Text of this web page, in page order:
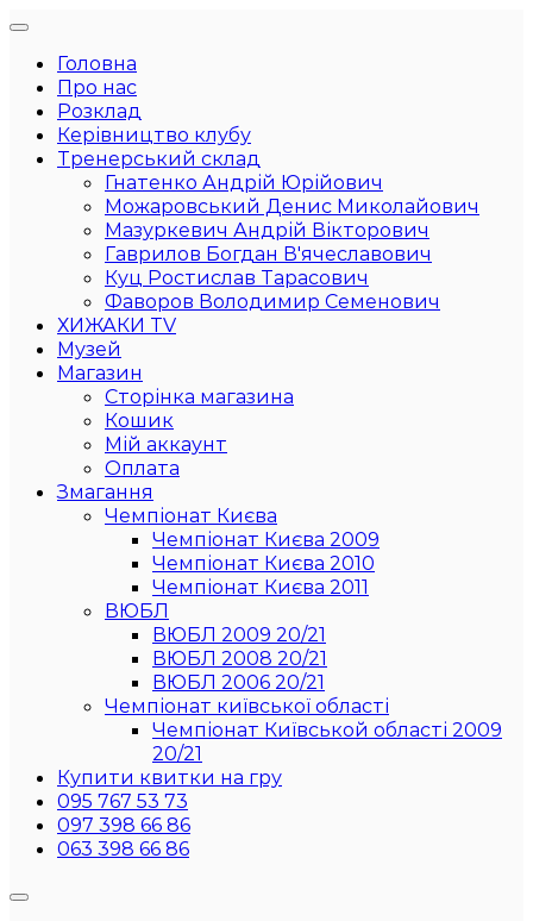
Головна
Про нас
Розклад
Керівництво клубу
Тренерський склад
Гнатенко Андрій Юрійович
Можаровський Денис Миколайович
Мазуркевич Андрій Вікторович
Гаврилов Богдан В'ячеславович
Куц Ростислав Тарасович
Фаворов Володимир Семенович
ХИЖАКИ TV
Музей
Магазин
Сторінка магазина
Кошик
Мій аккаунт
Оплата
Змагання
Чемпіонат Києва
Чемпіонат Києва 2009
Чемпіонат Києва 2010
Чемпіонат Києва 2011
ВЮБЛ
ВЮБЛ 2009 20/21
ВЮБЛ 2008 20/21
ВЮБЛ 2006 20/21
Чемпіонат київської області
Чемпіонат Київськой області 2009
20/21
Купити квитки на гру
095 767 53 73
097 398 66 86
063 398 66 86